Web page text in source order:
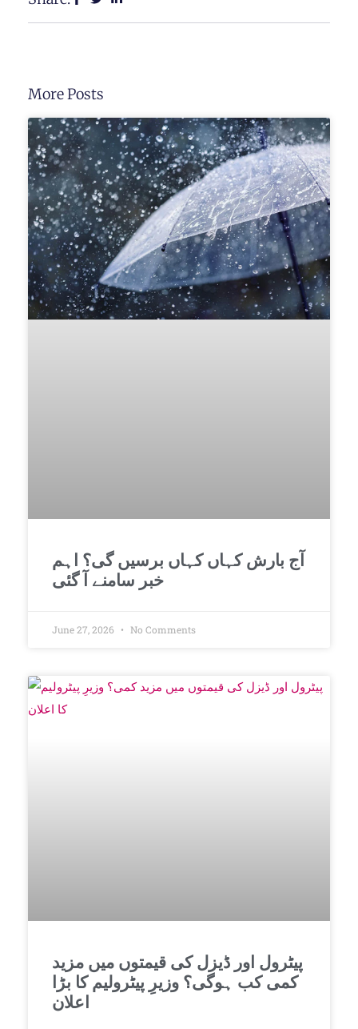
More Posts
آج بارش کہاں کہاں برسیں گی؟ اہم
خبر سامنے آ گئی
June 27, 2026 No Comments
پیٹرول اور ڈیزل کی قیمتوں میں مزید
کمی کب ہوگی؟ وزیرِ پیٹرولیم کا بڑا
اعلان